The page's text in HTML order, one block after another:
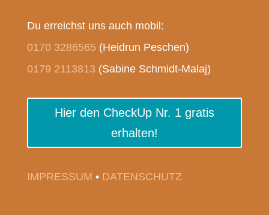
Du erreichst uns auch mobil:
0170 3286565 (Heidrun Peschen)
0179 2113813 (Sabine Schmidt-Malaj)
Hier den CheckUp Nr. 1 gratis
erhalten!
IMPRESSUM • DATENSCHUTZ